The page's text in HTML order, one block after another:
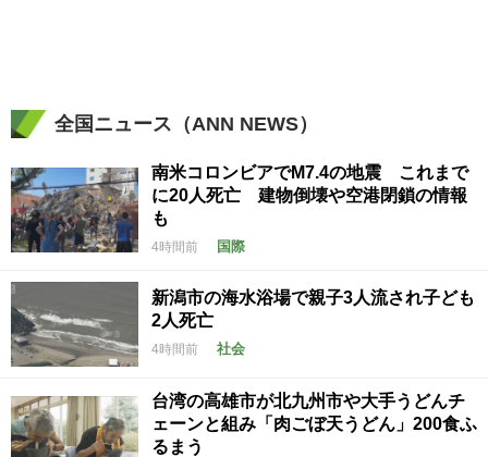
全国ニュース（ANN NEWS）
南米コロンビアでM7.4の地震 これまで
に20人死亡 建物倒壊や空港閉鎖の情報
も
4時間前 国際
新潟市の海水浴場で親子3人流され子ども
2人死亡
4時間前 社会
台湾の高雄市が北九州市や大手うどんチ
ェーンと組み「肉ごぼ天うどん」200食ふ
るまう